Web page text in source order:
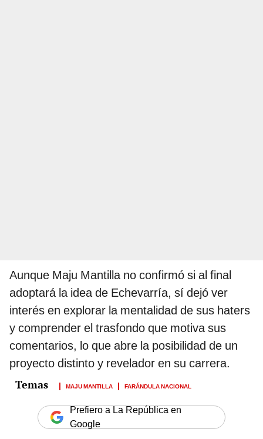
Aunque Maju Mantilla no confirmó si al final
adoptará la idea de Echevarría, sí dejó ver
interés en explorar la mentalidad de sus haters
y comprender el trasfondo que motiva sus
comentarios, lo que abre la posibilidad de un
proyecto distinto y revelador en su carrera.
MAJU MANTILLA FARÁNDULA NACIONAL
Prefiero a La República en
Google